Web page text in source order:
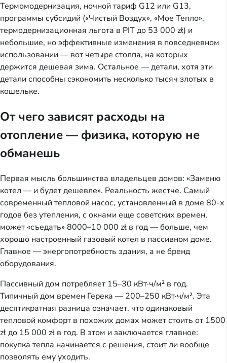
Термомодернизация, ночной тариф G12 или G13,
программы субсидий («Чистый Воздух», «Мое Тепло»,
термодернизационная льгота в PIT до 53 000 zł) и
небольшие, но эффективные изменения в повседневном
использовании — вот четыре столпа, на которых
держится дешевая зима. Остальное — детали, хотя эти
детали способны сэкономить несколько тысяч злотых в
кошельке.
От чего зависят расходы на
отопление — физика, которую не
обманешь
Первая мысль большинства владельцев домов: «Заменю
котел — и будет дешевле». Реальность жестче. Самый
современный тепловой насос, установленный в доме 80-х
годов без утепления, с окнами еще советских времен,
может «съедать» 8000–10 000 zł в год — больше, чем
хорошо настроенный газовый котел в пассивном доме.
Главное — энергопотребность здания, а не бренд
оборудования.
Пассивный дом потребляет 15–30 кВт·ч/м² в год.
Типичный дом времен Герека — 200–250 кВт·ч/м². Эта
десятикратная разница означает, что одинаковый
тепловой комфорт в похожих домах может стоить от 1500
zł до 15 000 zł в год. В этом и заключается главное:
покупка тепла начинается с решения, стоит ли вообще
позволять ему уходить.